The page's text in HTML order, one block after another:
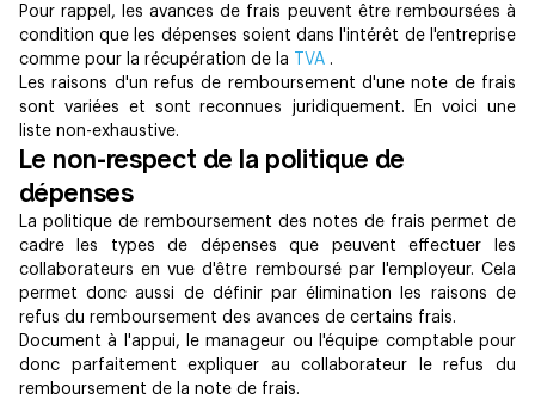
Pour rappel, les avances de frais peuvent être remboursées à
condition que les dépenses soient dans l'intérêt de l'entreprise
comme pour la récupération de la
TVA .
Les raisons d'un refus de remboursement d'une note de frais
sont variées et sont reconnues juridiquement. En voici une
liste non-exhaustive.
Le non-respect de la politique de
dépenses
La politique de remboursement des notes de frais permet de
cadre les types de dépenses que peuvent effectuer les
collaborateurs en vue d'être remboursé par l'employeur. Cela
permet donc aussi de définir par élimination les raisons de
refus du remboursement des avances de certains frais.
Document à l'appui, le manageur ou l'équipe comptable pour
donc parfaitement expliquer au collaborateur le refus du
remboursement de la note de frais.